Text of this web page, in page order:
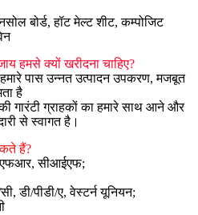
बोर्ड, हॉट मेल्ट शीट, कम्पोजिट
हमसे क्यों खरीदना चाहिए?
हमारे पास उन्नत उत्पादन उपकरण, मजबूत
है
गारंटी ग्राहकों का हमारे साथ आने और
से स्वागत है।
हैं?
सीआईएफ;
डी/पीडी/ए, वेस्टर्न यूनियन;